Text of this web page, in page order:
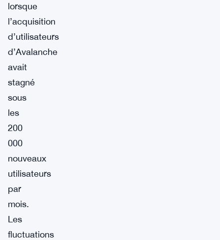
lorsque
l’acquisition
d’utilisateurs
d’Avalanche
avait
stagné
sous
les
200
000
nouveaux
utilisateurs
par
mois.
Les
fluctuations